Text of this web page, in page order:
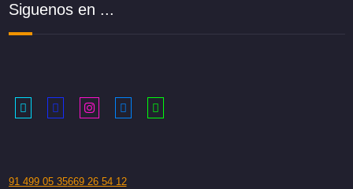
Siguenos en ...
91 499 05 35669 26 54 12